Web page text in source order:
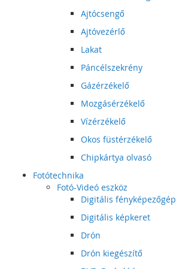
Ajtócsengő
Ajtóvezérlő
Lakat
Páncélszekrény
Gázérzékelő
Mozgásérzékelő
Vízérzékelő
Okos füstérzékelő
Chipkártya olvasó
Fotótechnika
Fotó-Videó eszköz
Digitális fényképezőgép
Digitális képkeret
Drón
Drón kiegészítő